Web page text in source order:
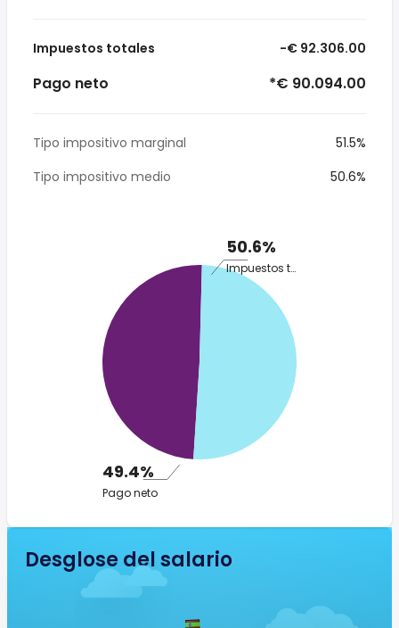
Impuestos totales -€ 92.306.00
Pago neto *€ 90.094.00
Tipo impositivo marginal
51.5%
Tipo impositivo medio
50.6%
50.6%
Impuestos totales
49.4%
Pago neto
Desglose del salario